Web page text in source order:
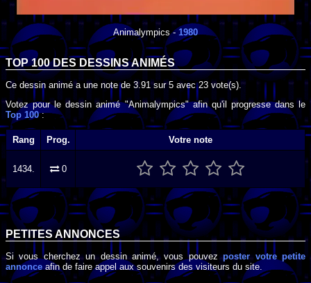
Animalympics- 1980
TOP 100 DES DESSINS ANIMÉS
Ce dessin animé a une note de 3.91sur5 avec23 vote(s).
Votez pour le dessin animé "Animalympics" afin qu'il progresse dans le
Top 100:
Rang Prog. Votre note
1434. 0
PETITES ANNONCES
Si vous cherchez un dessin animé, vous pouvezposter votre petite
annonce afin de faire appel aux souvenirs des visiteurs du site.